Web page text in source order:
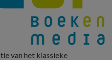
van het klassieke